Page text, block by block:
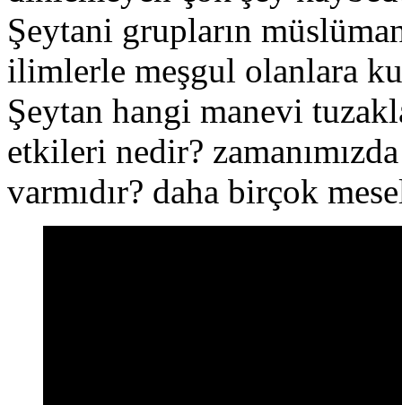
Şeytani grupların
ilimlerle meşgul olanlara
Şeytan hangi manevi
etkileri nedir?
varmıdır? daha birçok